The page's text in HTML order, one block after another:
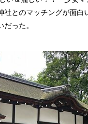
社とのマッチングが面白
った。